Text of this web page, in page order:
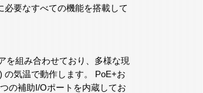
要なすべての機能を搭載して
を組み合わせており、多様な現
の気温で動作します。 PoE+お
の補助I/Oポートを内蔵してお